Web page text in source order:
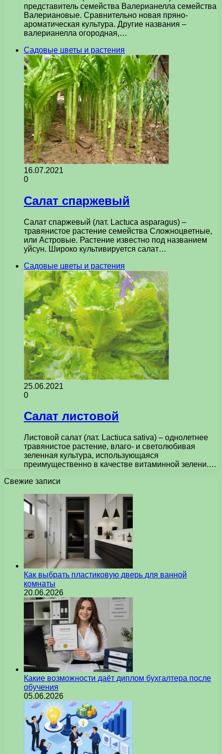
представитель семейства Валерианелла семейства
Валериановые. Сравнительно новая пряно-
ароматическая культура. Другие названия –
валерианелла огородная,…
Садовые цветы и растения
16.07.2021
0
Салат спаржевый
Салат спаржевый (лат. Lactuca asparagus) –
травянистое растение семейства Сложноцветные,
или Астровые. Растение известно под названием
уйсун. Широко культивируется салат…
Садовые цветы и растения
25.06.2021
0
Салат листовой
Листовой салат (лат. Lactiuca sativa) – однолетнее
травянистое растение, влаго- и светолюбивая
зеленная культура, использующаяся
преимущественно в качестве витаминной зелени.…
Свежие записи
Как выбрать пластиковую дверь для ванной
комнаты
20.06.2026
Какие возможности даёт диплом бухгалтера после
обучения
05.06.2026